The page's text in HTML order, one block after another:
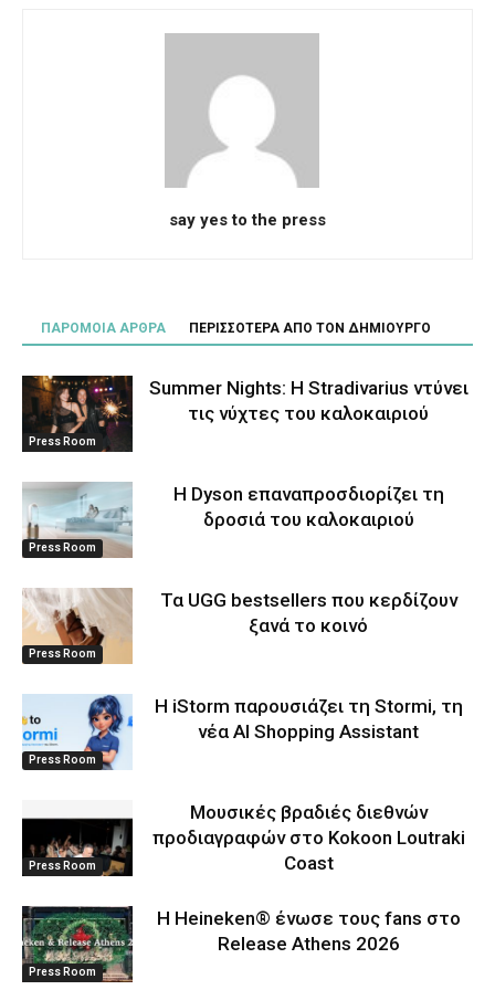
say yes to the press
ΠΑΡΟΜΟΙΑ ΑΡΘΡΑ ΠΕΡΙΣΣΟΤΕΡΑ ΑΠΟ ΤΟΝ ΔΗΜΙΟΥΡΓΟ
Press Room
Summer Nights: Η Stradivarius ντύνει
τις νύχτες του καλοκαιριού
Press Room
Η Dyson επαναπροσδιορίζει τη
δροσιά του καλοκαιριού
Press Room
Τα UGG bestsellers που κερδίζουν
ξανά το κοινό
Press Room
Η iStorm παρουσιάζει τη Stormi, τη
νέα AI Shopping Assistant
Press Room
Μουσικές βραδιές διεθνών
προδιαγραφών στο Kokoon Loutraki
Coast
Press Room
Η Heineken® ένωσε τους fans στο
Release Athens 2026